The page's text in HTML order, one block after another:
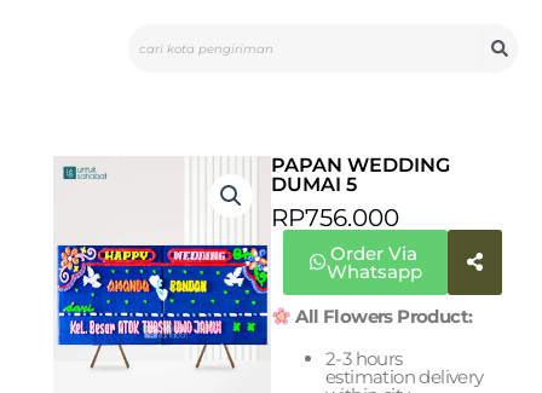
PAPAN WEDDING
DUMAI 5
RP756.000
Order Via
Whatsapp
All Flowers Product:
2-3 hours
estimation delivery